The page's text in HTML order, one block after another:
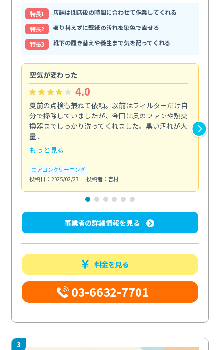
特⻑1
店舗は閉店後の時間に合わせて作業してくれる
特⻑2
張り替えずに壁紙の汚れを染色で直せる
特⻑3
靴下の履き替えや養生まで気を配ってくれる
空気が変わった
4.0
夏前の点検も兼ねて依頼。以前はフィルターだけ自
分で掃除していましたが、今回は奥のファンや熱交
換器までしっかり洗ってくれました。黒い汚れが大
量...
もっと見る
エアコンクリーニング
投稿日：2025/02/23
投稿者：吉村
事業者の詳細情報を見る
料金を見る
03-6632-7701
3